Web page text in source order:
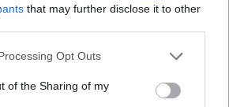
that may further disclose it to other
website/app uses one or more Google
or usage behaviour. You may click to
to Google and its third-party tags to
Opt Outs
of the Sharing of my
In redazione predilige reportage